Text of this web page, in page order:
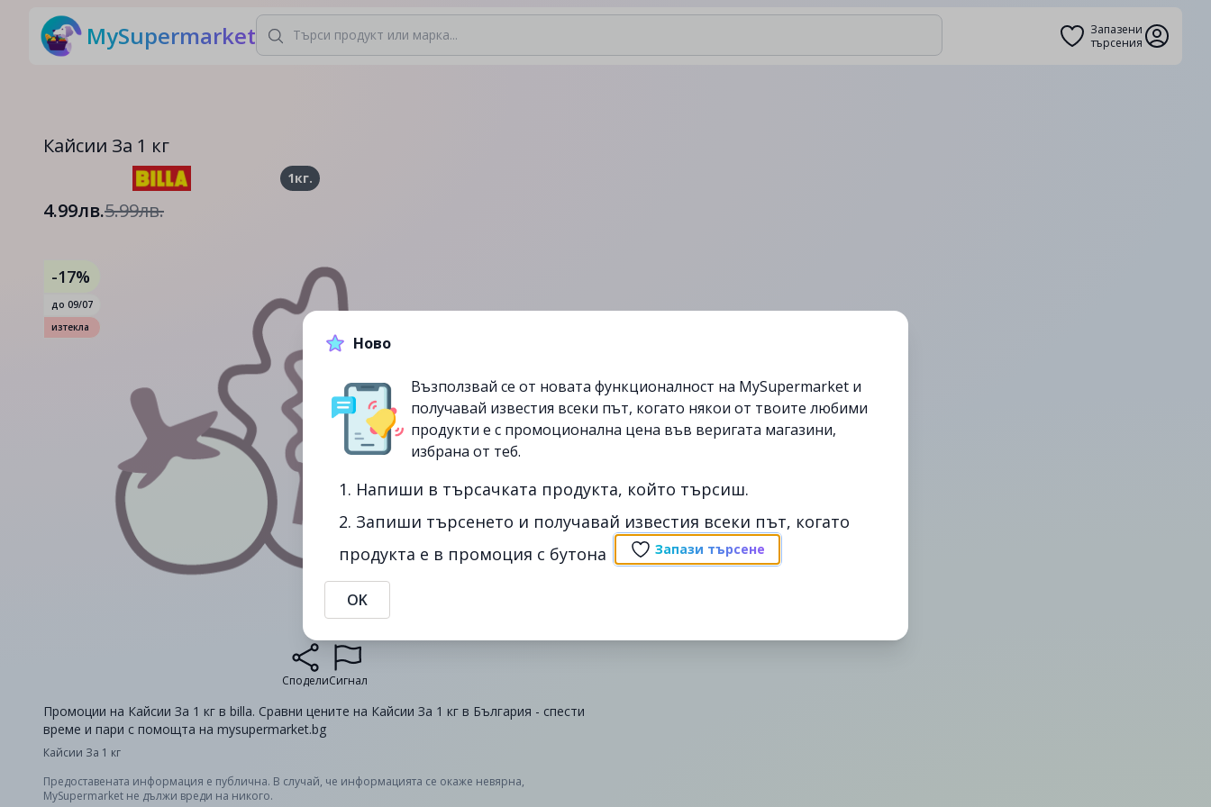
MySupermarket
Запазени
търсения
Кайсии За 1 кг
1кг.
4.99лв.5.99лв.
-17%
до 09/07
изтекла
СподелиСигнал
Промоции на Кайсии За 1 кг в billa. Сравни цените на Кайсии За 1 кг в България - спести
време и пари с помощта на mysupermarket.bg
Кайсии За 1 кг
Предоставената информация е публична. В случай, че информацията се окаже невярна,
MySupermarket не дължи вреди на никого.
Ново
Възползвай се от новата функционалност на MySupermarket и
получавай известия всеки път, когато някои от твоите любими
продукти е с промоционална цена във веригата магазини,
избрана от теб.
1. Напиши в търсачката продукта, който търсиш.
2. Запиши търсенето и получавай известия всеки път, когато
продукта е в промоция с бутона
Запази търсене
OK